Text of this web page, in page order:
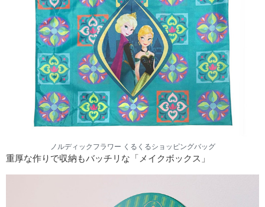
ノルディックフラワー くるくるショッピングバッグ
重厚な作りで収納もバッチリな「メイクボックス」